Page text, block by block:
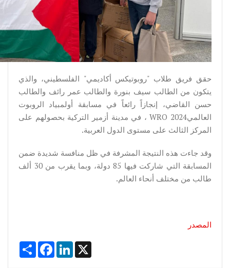
حقق فريق طلاب "روبوتيكس أكاديمي" الفلسطيني، والذي
يتكون من الطالب سيف بنورة والطالب عمر رائف والطالب
حسن القاضي، إنجازاً رائعاً في مسابقة أولمبياد الروبوت
العالميWRO 2024 ، في مدينة أزمير التركية بحصولهم على
المركز الثالث على مستوى الدول العربية.
وقد جاءت هذه النتيجة المشرفة في ظل منافسة شديدة ضمن
المسابقة التي شاركت فيها 85 دولة، وبما يقرب من 30 ألف
طالب من مختلف أنحاء العالم.
المصدر
Share FacebookLinkedIn